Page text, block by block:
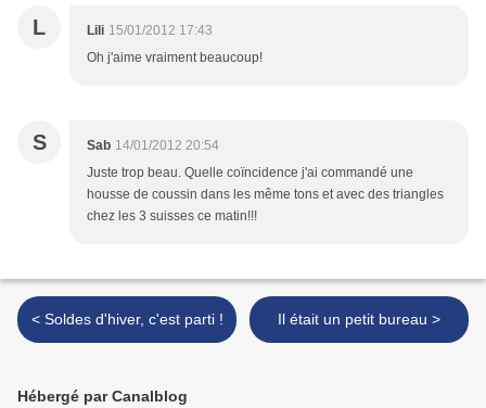
L Lili 15/01/2012 17:43
Oh j'aime vraiment beaucoup!
S Sab 14/01/2012 20:54
Juste trop beau. Quelle coïncidence j'ai commandé une
housse de coussin dans les même tons et avec des triangles
chez les 3 suisses ce matin!!!
< Soldes d'hiver, c'est parti ! Il était un petit bureau >
Hébergé par Canalblog